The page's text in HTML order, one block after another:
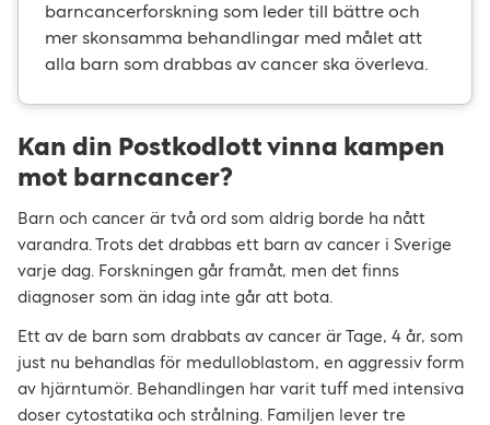
barncancerforskning som leder till bättre och
mer skonsamma behandlingar med målet att
alla barn som drabbas av cancer ska överleva.
Kan din Postkodlott vinna kampen
mot barncancer?
Barn och cancer är två ord som aldrig borde ha nått
varandra. Trots det drabbas ett barn av cancer i Sverige
varje dag. Forskningen går framåt, men det finns
diagnoser som än idag inte går att bota.
Ett av de barn som drabbats av cancer är Tage, 4 år, som
just nu behandlas för medulloblastom, en aggressiv form
av hjärntumör. Behandlingen har varit tuff med intensiva
doser cytostatika och strålning. Familjen lever tre